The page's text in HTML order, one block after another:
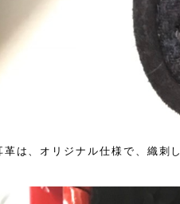
革は、オリジナル仕様で、織刺し